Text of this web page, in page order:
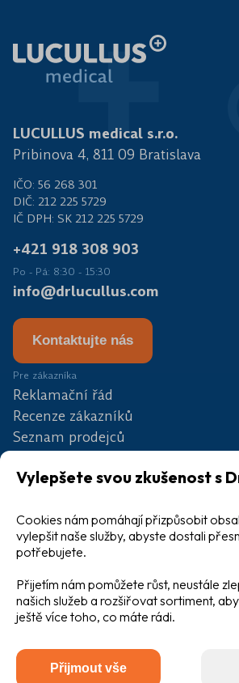
LUCULLUS medical s.r.o.
Pribinova 4, 811 09 Bratislava
IČO: 56 268 301
DIČ: 212 225 5729
IČ DPH: SK 212 225 5729
+421 918 308 903
Po - Pá: 8:30 - 15:30
info@drlucullus.com
Kontaktujte nás
Pre zákazníka
Reklamační řád
Recenze zákazníků
Seznam prodejců
Soutěž
Velkoobchod
Všeobecné obchodní
Ochrana osobních
Vylepšete svou zkušenost s
Cookies nám pomáhají přizpůsobit
vylepšit naše služby, abyste dostali
potřebujete.
Přijetím nám pomůžete růst, neustále
našich služeb a rozšiřovat sortiment,
ještě více toho, co máte rádi.
Přijmout vše